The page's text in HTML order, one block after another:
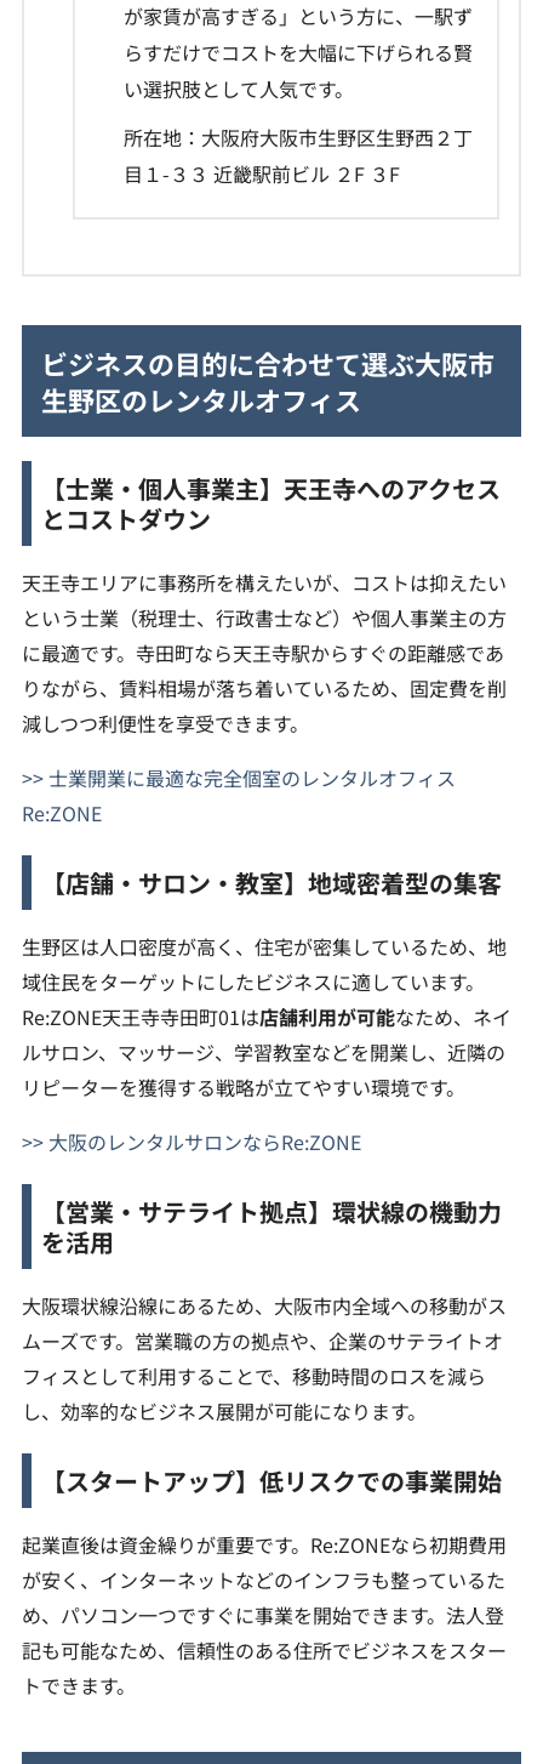
が家賃が高すぎる」という方に、一駅ず
らすだけでコストを大幅に下げられる賢
い選択肢として人気です。
所在地：大阪府大阪市生野区生野西２丁
目１-３３ 近畿駅前ビル ２F ３F
ビジネスの目的に合わせて選ぶ大阪市
生野区のレンタルオフィス
【士業・個人事業主】天王寺へのアクセス
とコストダウン
天王寺エリアに事務所を構えたいが、コストは抑えたい
という士業（税理士、行政書士など）や個人事業主の方
に最適です。寺田町なら天王寺駅からすぐの距離感であ
りながら、賃料相場が落ち着いているため、固定費を削
減しつつ利便性を享受できます。
>> 士業開業に最適な完全個室のレンタルオフィス
Re:ZONE
【店舗・サロン・教室】地域密着型の集客
生野区は人口密度が高く、住宅が密集しているため、地
域住民をターゲットにしたビジネスに適しています。
Re:ZONE天王寺寺田町01は店舗利用が可能なため、ネイ
ルサロン、マッサージ、学習教室などを開業し、近隣の
リピーターを獲得する戦略が立てやすい環境です。
>> 大阪のレンタルサロンならRe:ZONE
【営業・サテライト拠点】環状線の機動力
を活用
大阪環状線沿線にあるため、大阪市内全域への移動がス
ムーズです。営業職の方の拠点や、企業のサテライトオ
フィスとして利用することで、移動時間のロスを減ら
し、効率的なビジネス展開が可能になります。
【スタートアップ】低リスクでの事業開始
起業直後は資金繰りが重要です。Re:ZONEなら初期費用
が安く、インターネットなどのインフラも整っているた
め、パソコン一つですぐに事業を開始できます。法人登
記も可能なため、信頼性のある住所でビジネスをスター
トできます。